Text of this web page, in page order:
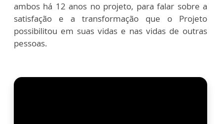
ambos há 12 anos no projeto, para falar sobre a
satisfação e a transformação que o Projeto
possibilitou em suas vidas e nas vidas de outras
pessoas.